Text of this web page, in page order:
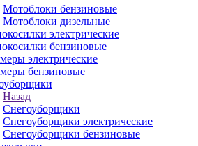
Мотоблоки бензиновые
Мотоблоки дизельные
электрические
бензиновые
электрические
бензиновые
Назад
Снегоуборщики
Снегоуборщики электрические
Снегоуборщики бензиновые